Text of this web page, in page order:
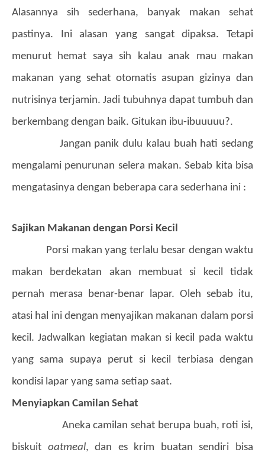
Alasannya sih sederhana, banyak makan sehat
pastinya. Ini alasan yang sangat dipaksa. Tetapi
menurut hemat saya sih kalau anak mau makan
makanan yang sehat otomatis asupan gizinya dan
nutrisinya terjamin. Jadi tubuhnya dapat tumbuh dan
berkembang dengan baik. Gitukan ibu-ibuuuuu?.
Jangan panik dulu kalau buah hati sedang
mengalami penurunan selera makan. Sebab kita bisa
mengatasinya dengan beberapa cara sederhana ini :
Sajikan Makanan dengan Porsi Kecil
Porsi makan yang terlalu besar dengan waktu
makan berdekatan akan membuat si kecil tidak
pernah merasa benar-benar lapar. Oleh sebab itu,
atasi hal ini dengan menyajikan makanan dalam porsi
kecil. Jadwalkan kegiatan makan si kecil pada waktu
yang sama supaya perut si kecil terbiasa dengan
kondisi lapar yang sama setiap saat.
Menyiapkan Camilan Sehat
Aneka camilan sehat berupa buah, roti isi,
biskuit oatmeal, dan es krim buatan sendiri bisa